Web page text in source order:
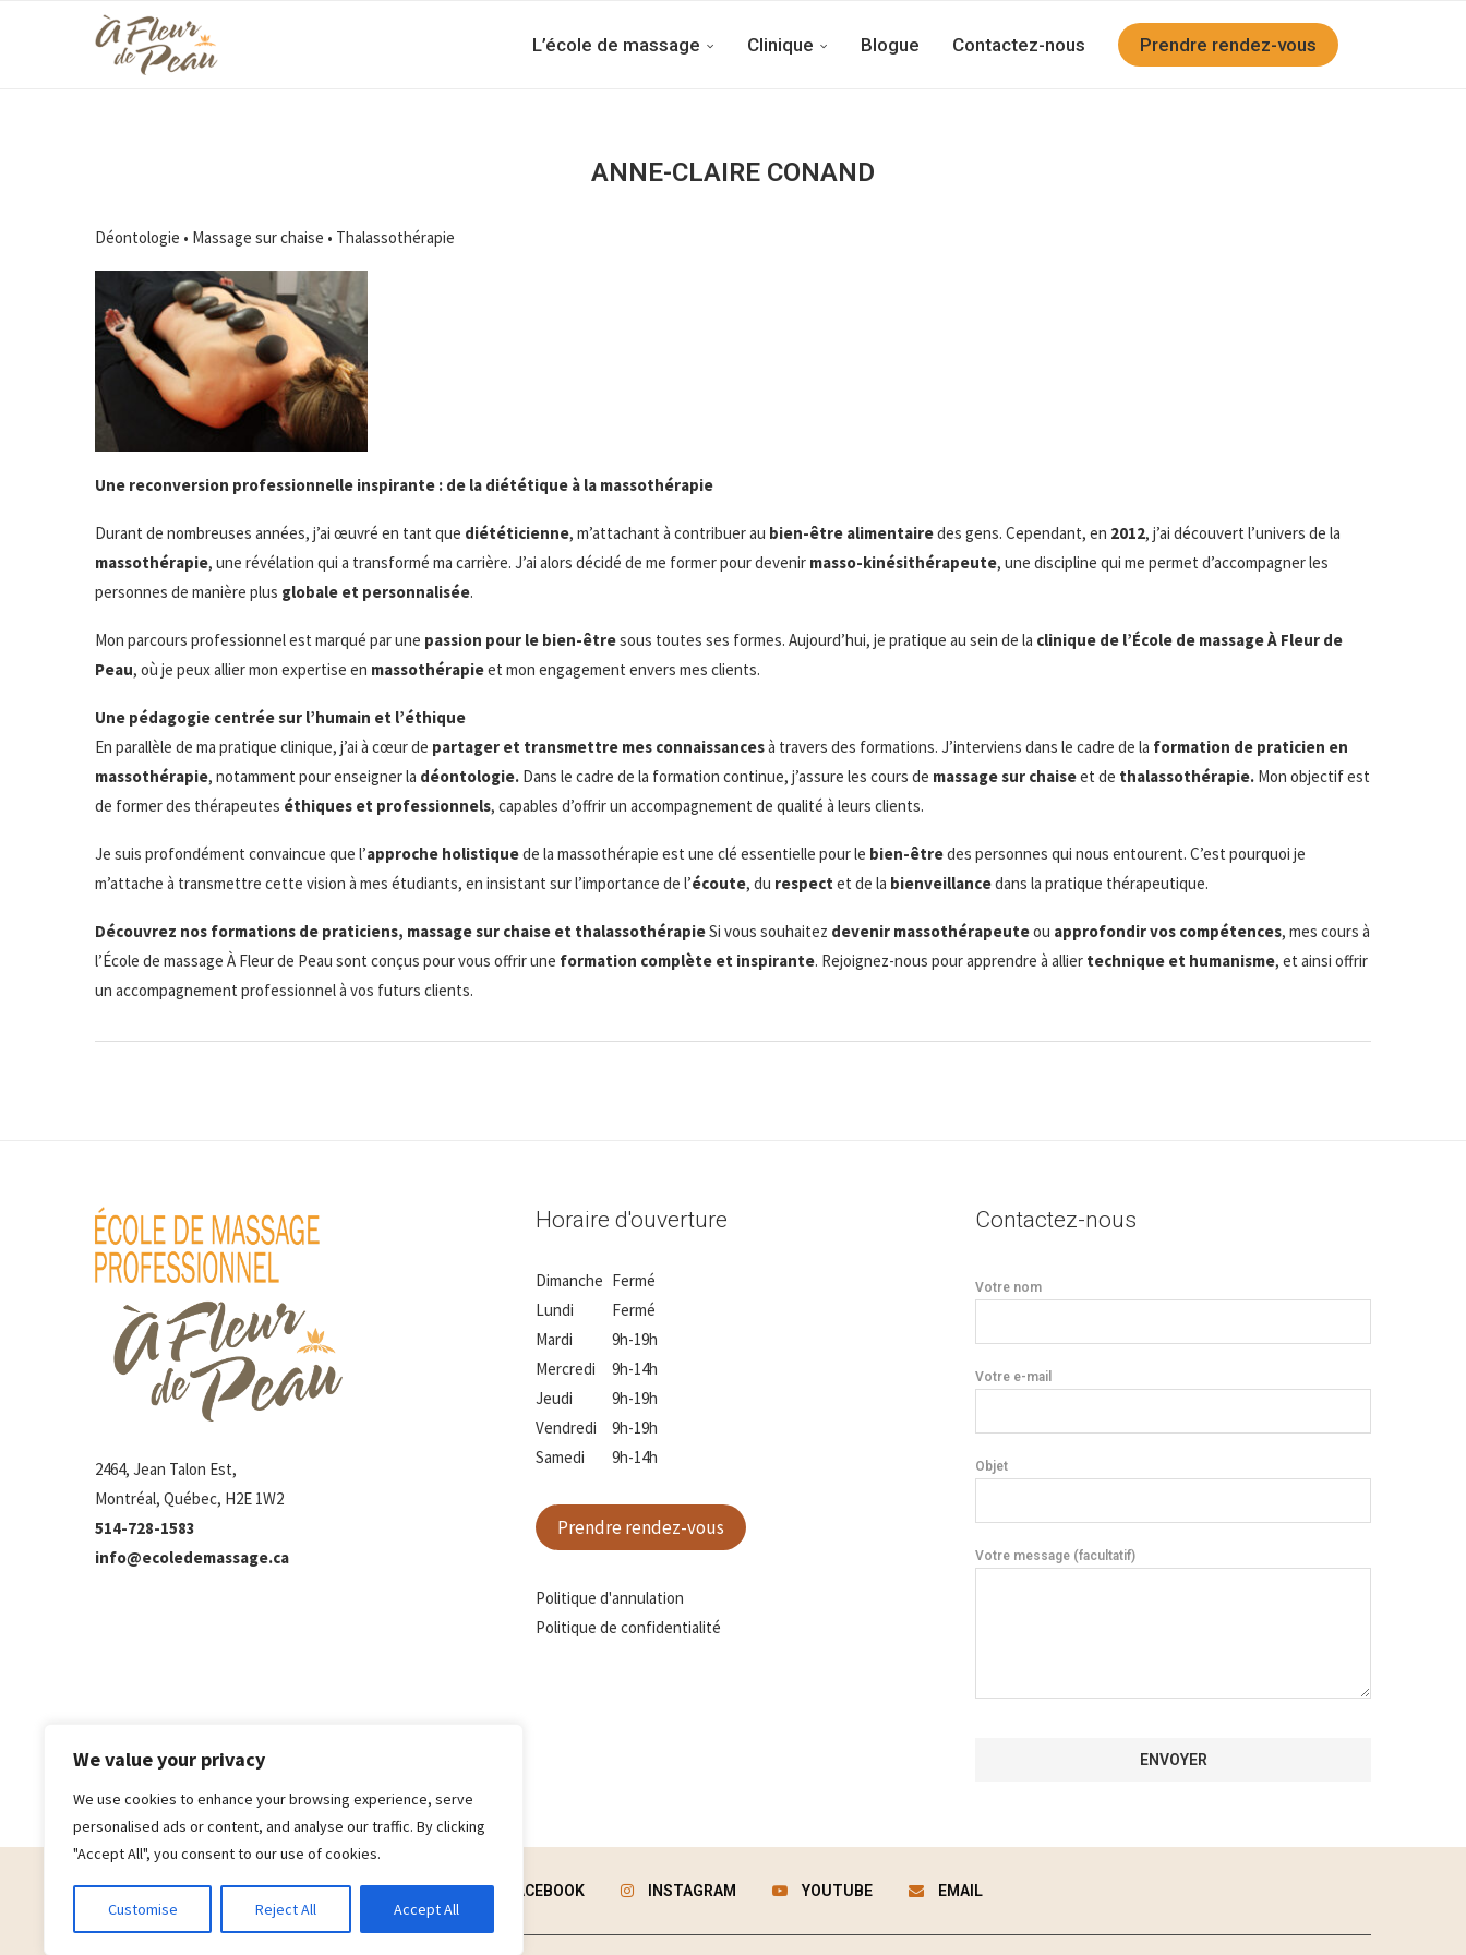
We value your privacy
We use cookies to enhance your browsing experience, serve
personalised ads or content, and analyse our traffic. By clicking
"Accept All", you consent to our use of cookies.
Customise Reject All Accept All
L’école de massage Clinique Blogue Contactez-nous Prendre rendez-vous
ANNE-CLAIRE CONAND
Déontologie • Massage sur chaise • Thalassothérapie
Une reconversion professionnelle inspirante : de la diététique à la massothérapie
Durant de nombreuses années, j’ai œuvré en tant que diététicienne, m’attachant à contribuer au bien-être alimentairedes gens. Cependant, en 2012, j’ai découvert l’univers de la
massothérapie, une révélation qui a transformé ma carrière. J’ai alors décidé de me former pour devenir masso-kinésithérapeute, une discipline qui me permet d’accompagner les
personnes de manière plus globale et personnalisée.
Mon parcours professionnel est marqué par une passion pour le bien-êtresous toutes ses formes. Aujourd’hui, je pratique au sein de la clinique de l’École de massage À Fleur de
Peau, où je peux allier mon expertise en massothérapieet mon engagement envers mes clients.
Une pédagogie centrée sur l’humain et l’éthique
En parallèle de ma pratique clinique, j’ai à cœur de partager et transmettre mes connaissancesà travers des formations. J’interviens dans le cadre de la formation de praticien en
massothérapie, notamment pour enseigner la déontologie. Dans le cadre de la formation continue, j’assure les cours de massage sur chaiseet de thalassothérapie. Mon objectif est
de former des thérapeutes éthiques et professionnels, capables d’offrir un accompagnement de qualité à leurs clients.
Je suis profondément convaincue que l’approche holistiquede la massothérapie est une clé essentielle pour le bien-êtredes personnes qui nous entourent. C’est pourquoi je
m’attache à transmettre cette vision à mes étudiants, en insistant sur l’importance de l’écoute, du respect et de la bienveillancedans la pratique thérapeutique.
Découvrez nos formations de praticiens, massage sur chaise et thalassothérapieSi vous souhaitez devenir massothérapeuteou approfondir vos compétences, mes cours à
l’École de massage À Fleur de Peau sont conçus pour vous offrir une formation complète et inspirante. Rejoignez-nous pour apprendre à allier technique et humanisme, et ainsi offrir
un accompagnement professionnel à vos futurs clients.
2464, Jean Talon Est,
Montréal, Québec, H2E 1W2
514-728-1583
info@ecoledemassage.ca
Horaire d'ouverture
Dimanche
Lundi
Mardi
Mercredi
Jeudi
Vendredi
Samedi
Fermé
Fermé
9h-19h
9h-14h
9h-19h
9h-19h
9h-14h
Prendre rendez-vous
Politique d'annulation
Politique de confidentialité
Contactez-nous
Votre nom
Votre e-mail
Objet
Votre message (facultatif)
FACEBOOK INSTAGRAM YOUTUBE EMAIL